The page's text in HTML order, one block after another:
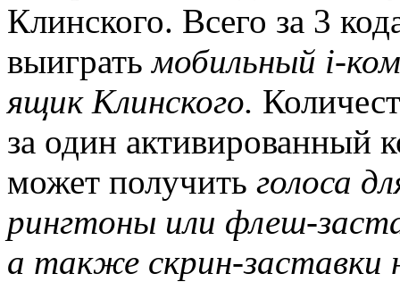
Клинского. Всего за 3
выигратьмобильный i-
ящик Клинского.
за один активированный
может получить голоса
рингтоны или флеш-
а также скрин-заставки